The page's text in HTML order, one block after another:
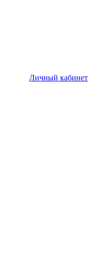
Личный кабинет